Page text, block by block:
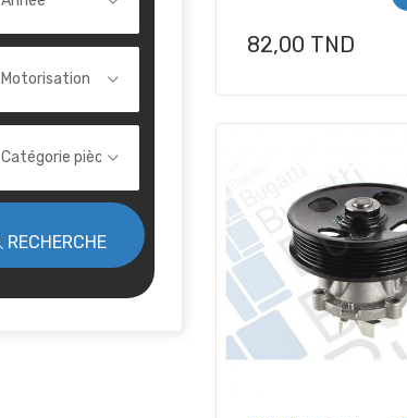
Motorisation
Catégorie pièce
RECHERCHE
Prix
82,00 TND